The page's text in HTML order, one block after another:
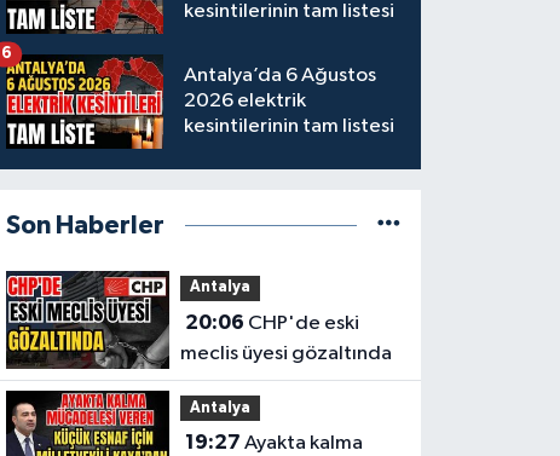
kesintilerinin tam listesi
Antalya’da 6 Ağustos
2026 elektrik
kesintilerinin tam listesi
6
Son Haberler
Antalya
20:06
meclis üyesi gözaltında
Antalya
19:27